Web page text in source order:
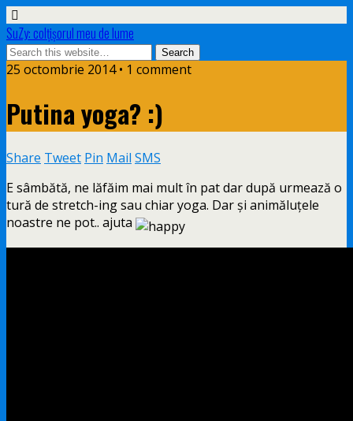
SuZy: colţişorul meu de lume
25 octombrie 2014 • 1 comment
Putina yoga? :)
Share Tweet Pin Mail SMS
E sâmbătă, ne lăfăim mai mult în pat dar după urmează o
tură de stretch-ing sau chiar yoga. Dar şi animăluţele
noastre ne pot.. ajuta